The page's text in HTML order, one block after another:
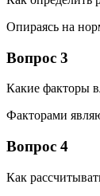
Опираясь на
Вопрос 3
Какие факторы
Факторами
Вопрос 4
Как